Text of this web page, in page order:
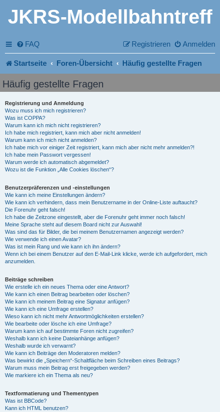
JKRS-Modellbahntreff
FAQ Anmelden
Registrieren
Startseite Foren-Übersicht Häufig gestellte Fragen
Häufig gestellte Fragen
Registrierung und Anmeldung
Wozu muss ich mich registrieren?
Was ist COPPA?
Warum kann ich mich nicht registrieren?
Ich habe mich registriert, kann mich aber nicht anmelden!
Warum kann ich mich nicht anmelden?
Ich habe mich vor einiger Zeit registriert, kann mich aber nicht mehr anmelden?!
Ich habe mein Passwort vergessen!
Warum werde ich automatisch abgemeldet?
Wozu ist die Funktion „Alle Cookies löschen“?
Benutzerpräferenzen und -einstellungen
Wie kann ich meine Einstellungen ändern?
Wie kann ich verhindern, dass mein Benutzername in der Online-Liste auftaucht?
Die Forenuhr geht falsch!
Ich habe die Zeitzone eingestellt, aber die Forenuhr geht immer noch falsch!
Meine Sprache steht auf diesem Board nicht zur Auswahl!
Was sind das für Bilder, die bei meinem Benutzernamen angezeigt werden?
Wie verwende ich einen Avatar?
Was ist mein Rang und wie kann ich ihn ändern?
Wenn ich bei einem Benutzer auf den E-Mail-Link klicke, werde ich aufgefordert, mich
anzumelden.
Beiträge schreiben
Wie erstelle ich ein neues Thema oder eine Antwort?
Wie kann ich einen Beitrag bearbeiten oder löschen?
Wie kann ich meinem Beitrag eine Signatur anfügen?
Wie kann ich eine Umfrage erstellen?
Wieso kann ich nicht mehr Antwortmöglichkeiten erstellen?
Wie bearbeite oder lösche ich eine Umfrage?
Warum kann ich auf bestimmte Foren nicht zugreifen?
Weshalb kann ich keine Dateianhänge anfügen?
Weshalb wurde ich verwarnt?
Wie kann ich Beiträge den Moderatoren melden?
Was bewirkt die „Speichern“-Schaltfläche beim Schreiben eines Beitrags?
Warum muss mein Beitrag erst freigegeben werden?
Wie markiere ich ein Thema als neu?
Textformatierung und Thementypen
Was ist BBCode?
Kann ich HTML benutzen?